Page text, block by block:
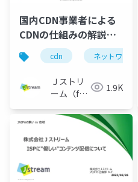
国内CDN事業者による
CDNの仕組みの解説と
課題の共有
cdn ネットワーク
Ｊストリ
ーム（for
1.9K